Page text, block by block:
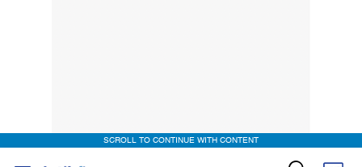
SCROLL TO CONTINUE WITH CONTENT